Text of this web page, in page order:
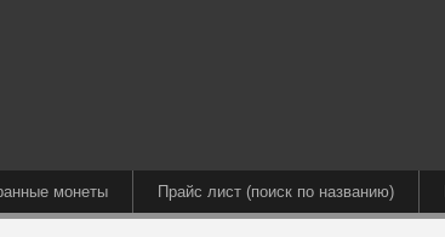
монеты Прайс лист (поиск по названию)